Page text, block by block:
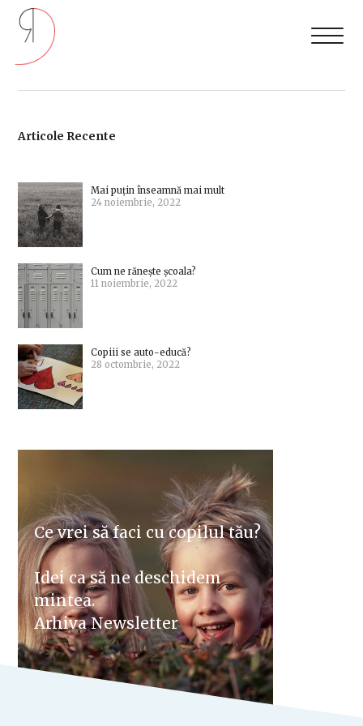
Articole Recente
Mai puțin înseamnă mai mult
24 noiembrie, 2022
Cum ne rănește școala?
11 noiembrie, 2022
Copiii se auto-educă?
28 octombrie, 2022
Ce vrei să faci cu copilul tău?
Idei ca să ne deschidem
mintea.
Arhiva Newsletter